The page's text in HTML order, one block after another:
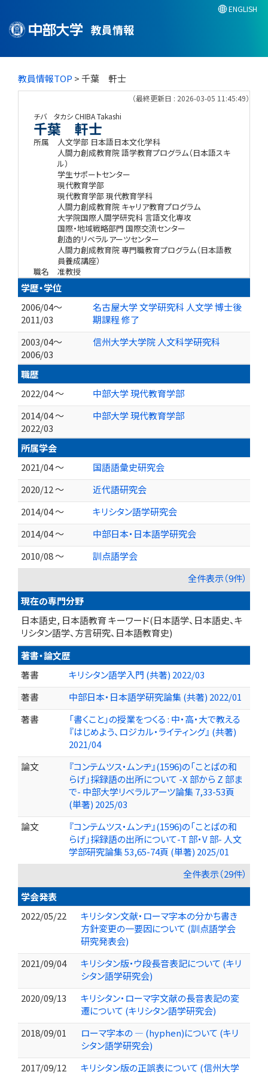
教員情報
ENGLISH
教員情報TOP > 千葉 軒士
（最終更新日 : 2026-03-05 11:45:49）
チバ タカシCHIBA Takashi
千葉 軒士
所属
人文学部 日本語日本文化学科
人間力創成教育院 語学教育プログラム（日本語スキ
ル）
学生サポートセンター
現代教育学部
現代教育学部 現代教育学科
人間力創成教育院 キャリア教育プログラム
大学院国際人間学研究科 言語文化専攻
国際・地域戦略部門 国際交流センター
創造的リベラルアーツセンター
人間力創成教育院 専門職教育プログラム（日本語教
員養成講座）
職名
准教授
学歴・学位
2006/04～
2011/03
名古屋大学 文学研究科 人文学 博士後
期課程 修了
2003/04～
2006/03
信州大学大学院 人文科学研究科
職歴
2022/04 ～
中部大学 現代教育学部
2014/04 ～
2022/03
中部大学 現代教育学部
所属学会
2021/04 ～
国語語彙史研究会
2020/12 ～
近代語研究会
2014/04 ～
キリシタン語学研究会
2014/04 ～
中部日本・日本語学研究会
2010/08 ～
訓点語学会
全件表示（9件）
現在の専門分野
日本語史, 日本語教育 キーワード(日本語学、日本語史、キ
リシタン語学、方言研究、日本語教育史)
著書・論文歴
著書
キリシタン語学入門 (共著) 2022/03
著書
中部日本・日本語学研究論集 (共著) 2022/01
著書
「書くこと」の授業をつくる : 中・高・大で教える
『はじめよう、ロジカル・ライティング』 (共著)
2021/04
論文
『コンテムツス・ムンヂ』(1596)の「ことばの和
らげ」採録語の出所について -X 部から Z 部ま
で- 中部大学リベラルアーツ論集 7,33-53頁
(単著) 2025/03
論文
『コンテムツス・ムンヂ』(1596)の「ことばの和
らげ」採録語の出所について-T 部・V 部- 人文
学部研究論集 53,65-74頁 (単著) 2025/01
全件表示（29件）
学会発表
2022/05/22
キリシタン文献・ローマ字本の分かち書き
方針変更の一要因について (訓点語学会
研究発表会)
2021/09/04
キリシタン版・ウ段長音表記について (キリ
シタン語学研究会)
2020/09/13
キリシタン・ローマ字文献の長音表記の変
遷について (キリシタン語学研究会)
2018/09/01
ローマ字本の ― (hyphen)について (キリ
シタン語学研究会)
2017/09/12
キリシタン版の正誤表について (信州大学